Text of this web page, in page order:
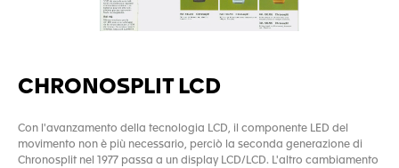
CHRONOSPLIT LCD
Con l'avanzamento della tecnologia LCD, il componente LED del
movimento non è più necessario, perciò la seconda generazione di
Chronosplit nel 1977 passa a un display LCD/LCD. L'altro cambiamento